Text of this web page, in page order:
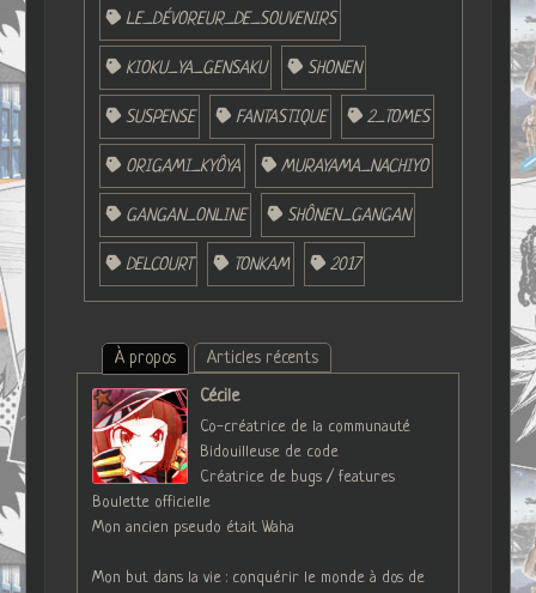
LE_DÉVOREUR_DE_SOUVENIRS
KIOKU_YA_GENSAKU SHONEN
SUSPENSE FANTASTIQUE 2_TOMES
ORIGAMI_KYÔYA MURAYAMA_NACHIYO
GANGAN_ONLINE SHÔNEN_GANGAN
DELCOURT TONKAM 2017
À propos
Articles récents
Cécile
Co-créatrice de la communauté
Bidouilleuse de code
Créatrice de bugs / features
Boulette officielle
Mon ancien pseudo était Waha
Mon but dans la vie : conquérir le monde à dos de